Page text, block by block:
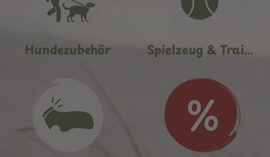
Hundezubehör Spielzeug & Training